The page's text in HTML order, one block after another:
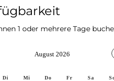
Renovieren
Pflasterarbeiten
Gerüste/Hebebühnen
und Beleuchtung